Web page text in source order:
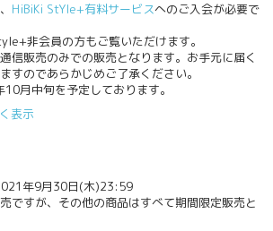
HiBiKi StYle+有料サービスへのご入会が必要で
非会員の方もご覧いただけます。
信販売のみでの販売となります。お手元に届く
すのであらかじめご了承ください。
月中旬を予定しております。
表示
年9月30日(木)23:59
ですが、その他の商品はすべて期間限定販売と